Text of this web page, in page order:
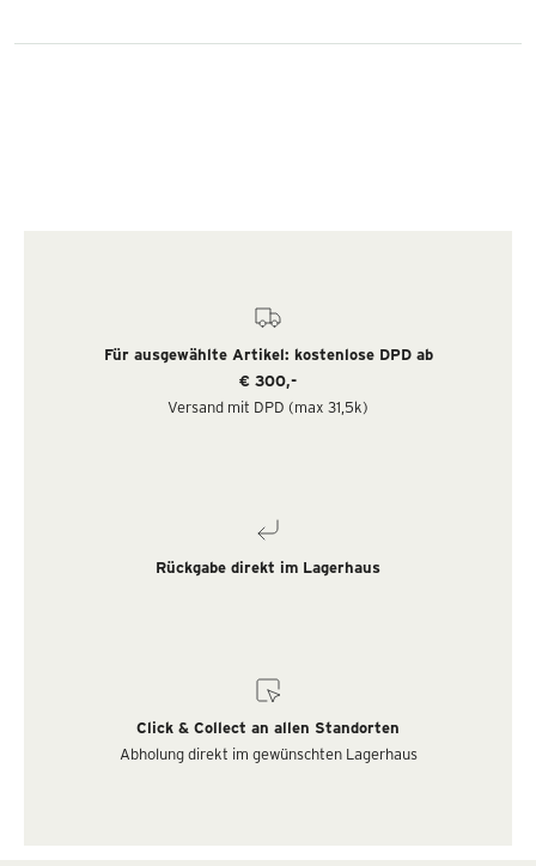
Für ausgewählte Artikel: kostenlose DPD ab
€ 300,-
Versand mit DPD (max 31,5k)
Rückgabe direkt im Lagerhaus
Click & Collect an allen Standorten
Abholung direkt im gewünschten Lagerhaus